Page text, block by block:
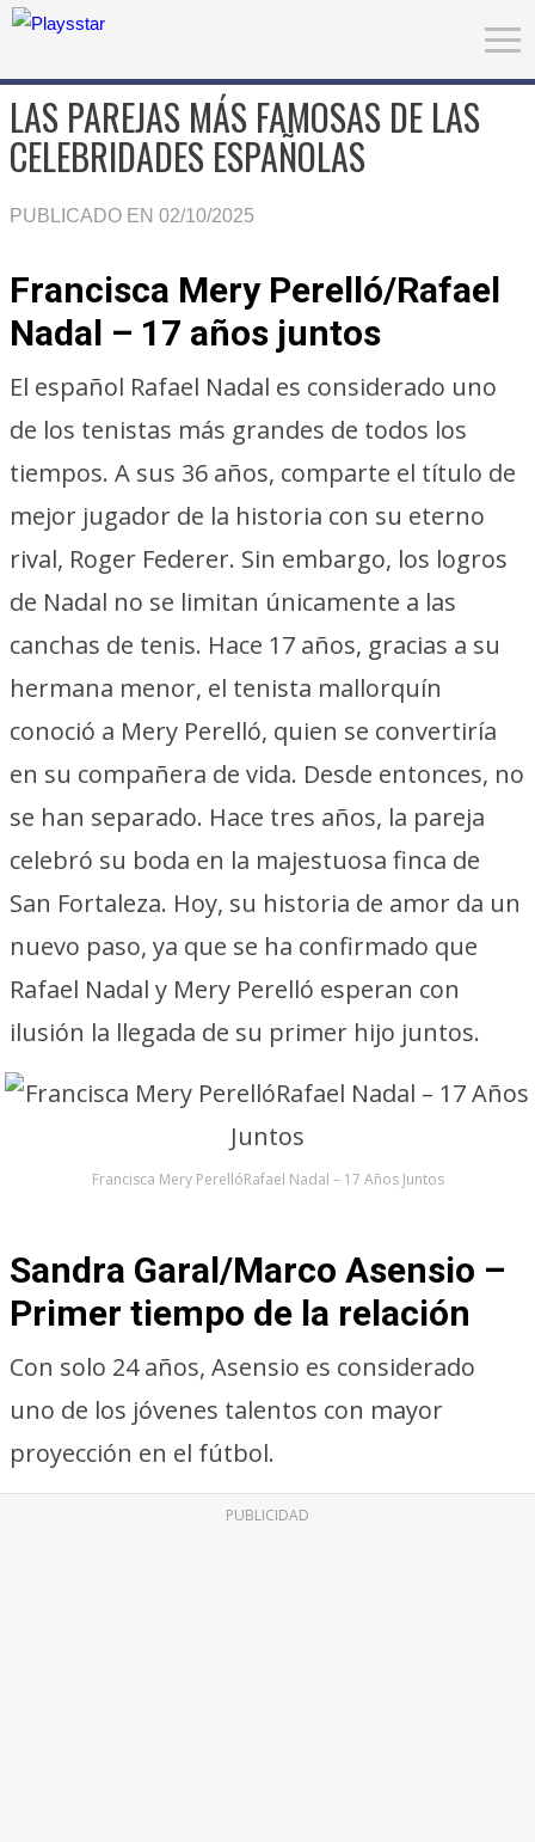
LAS PAREJAS MÁS FAMOSAS DE LAS
CELEBRIDADES ESPAÑOLAS
PUBLICADO EN 02/10/2025
Francisca Mery Perelló/Rafael
Nadal – 17 años juntos
El español Rafael Nadal es considerado uno
de los tenistas más grandes de todos los
tiempos. A sus 36 años, comparte el título de
mejor jugador de la historia con su eterno
rival, Roger Federer. Sin embargo, los logros
de Nadal no se limitan únicamente a las
canchas de tenis. Hace 17 años, gracias a su
hermana menor, el tenista mallorquín
conoció a Mery Perelló, quien se convertiría
en su compañera de vida. Desde entonces, no
se han separado. Hace tres años, la pareja
celebró su boda en la majestuosa finca de
San Fortaleza. Hoy, su historia de amor da un
nuevo paso, ya que se ha confirmado que
Rafael Nadal y Mery Perelló esperan con
ilusión la llegada de su primer hijo juntos.
Francisca Mery PerellóRafael Nadal – 17 Años Juntos
Sandra Garal/Marco Asensio –
Primer tiempo de la relación
Con solo 24 años, Asensio es considerado
uno de los jóvenes talentos con mayor
proyección en el fútbol.
PUBLICIDAD